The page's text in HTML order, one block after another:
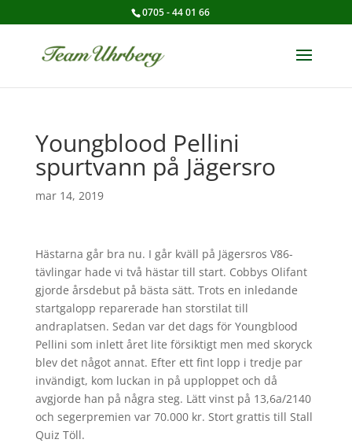
0705 - 44 01 66
Youngblood Pellini
spurtvann på Jägersro
mar 14, 2019
Hästarna går bra nu. I går kväll på Jägersros V86-
tävlingar hade vi två hästar till start. Cobbys Olifant
gjorde årsdebut på bästa sätt. Trots en inledande
startgalopp reparerade han storstilat till
andraplatsen. Sedan var det dags för Youngblood
Pellini som inlett året lite försiktigt men med skoryck
blev det något annat. Efter ett fint lopp i tredje par
invändigt, kom luckan in på upploppet och då
avgjorde han på några steg. Lätt vinst på 13,6a/2140
och segerpremien var 70.000 kr. Stort grattis till Stall
Quiz Töll.